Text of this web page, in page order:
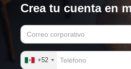
Crea tu cuenta en
+52